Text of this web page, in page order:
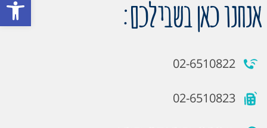
אנחנו כאן בשבילכם:
02-6510822
02-6510823